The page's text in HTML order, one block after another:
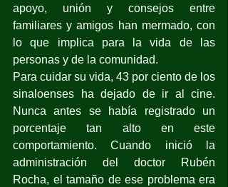
apoyo, unión y consejos entre
familiares y amigos han mermado, con
lo que implica para la vida de las
personas y de la comunidad.
Para cuidar su vida, 43 por ciento de los
sinaloenses ha dejado de ir al cine.
Nunca antes se había registrado un
porcentaje tan alto en este
comportamiento. Cuando inició la
administración del doctor Rubén
Rocha, el tamaño de ese problema era